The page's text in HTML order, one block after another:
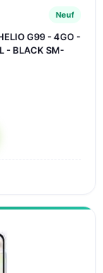
Neuf
G99 - 4GO -
- BLACK SM-